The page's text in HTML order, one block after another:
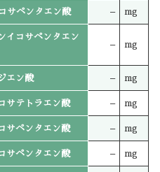
サペンタエン酸 – mg
イコサペンタエン
– mg
エン酸 – mg
サテトラエン酸 – mg
サペンタエン酸 – mg
サペンタエン酸 – mg